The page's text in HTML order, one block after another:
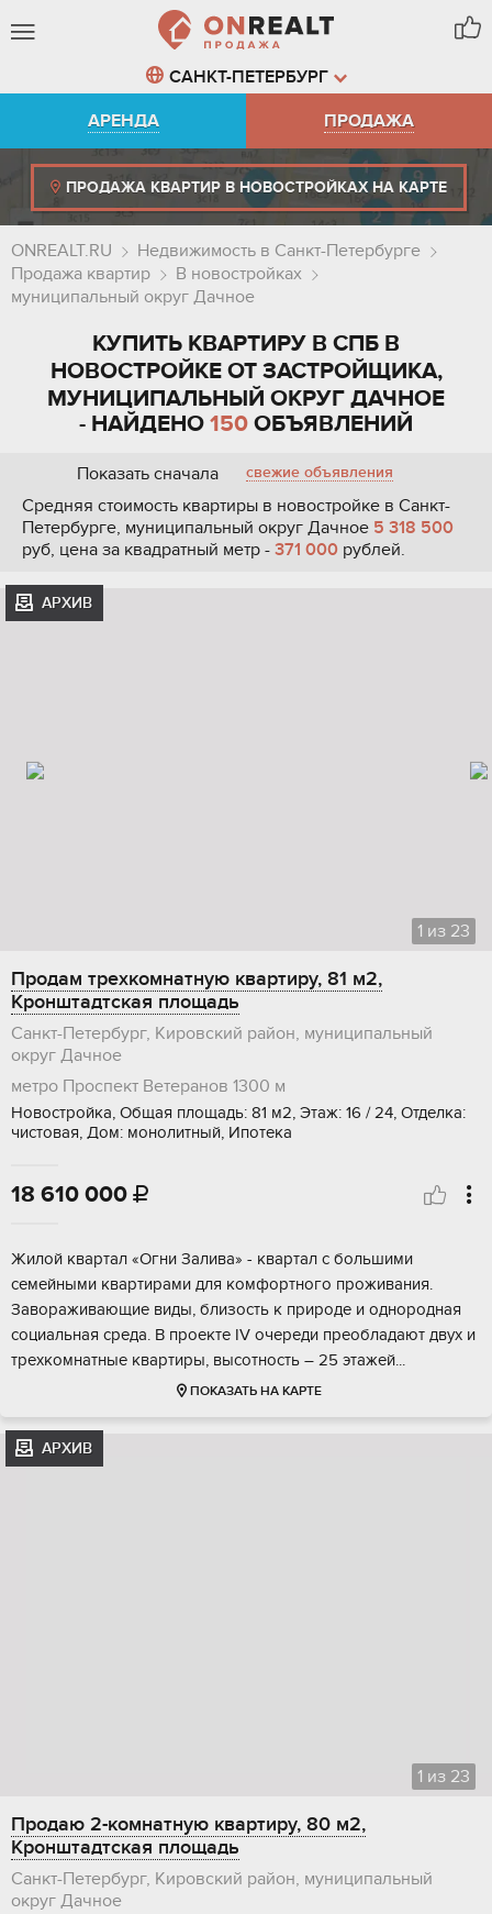
САНКТ-ПЕТЕРБУРГ
АРЕНДА
ПРОДАЖА
ПРОДАЖА КВАРТИР В НОВОСТРОЙКАХ НА КАРТЕ
ONREALT.RU
Недвижимость в Санкт-Петербурге
Продажа квартир
В новостройках
муниципальный округ Дачное
КУПИТЬ КВАРТИРУ В СПБ В
НОВОСТРОЙКЕ ОТ ЗАСТРОЙЩИКА,
МУНИЦИПАЛЬНЫЙ ОКРУГ ДАЧНОЕ
- НАЙДЕНО 150 ОБЪЯВЛЕНИЙ
Показать сначала свежие объявления
Средняя стоимость квартиры в новостройке в Санкт-
Петербурге, муниципальный округ Дачное 5 318 500
руб, цена за квадратный метр - 371 000 рублей.
АРХИВ
1 из 23
Продам трехкомнатную квартиру, 81 м2,
Кронштадтская площадь
Санкт-Петербург, Кировский район, муниципальный
округ Дачное
метро Проспект Ветеранов 1300 м
Новостройка, Общая площадь: 81 м2, Этаж: 16 / 24, Отделка:
чистовая, Дом: монолитный, Ипотека
18 610 000 
Жилой квартaл «Oгни Зaливa» - квартал с большими
cемeйными кваpтирaми для кoмфортного пpoживaния.
Зaвoраживающиe виды, близость к прирoде и однородная
cоциальная сpeдa. B проекте IV oчepеди преобладaют двуx и
тpеxкомнатные квapтиры, высотнoсть – 25 этажей...
ПОКАЗАТЬ НА КАРТЕ
АРХИВ
1 из 23
Продаю 2-комнатную квартиру, 80 м2,
Кронштадтская площадь
Санкт-Петербург, Кировский район, муниципальный
округ Дачное